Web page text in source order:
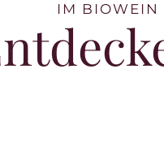
IM BIOWEIN